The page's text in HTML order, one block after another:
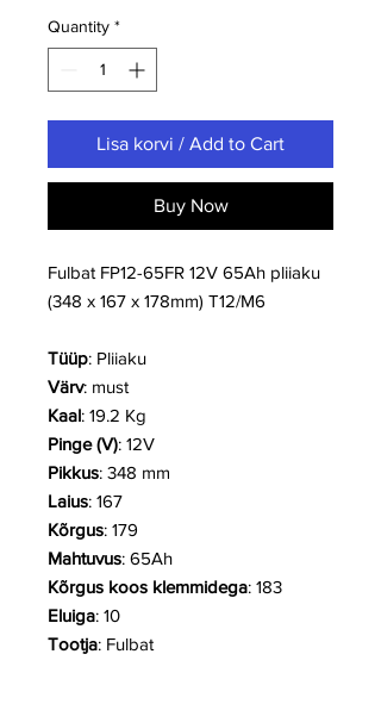
Quantity *
Lisa korvi / Add to Cart
Buy Now
Fulbat FP12-65FR 12V 65Ah pliiaku
(348 x 167 x 178mm) T12/M6
Tüüp: Pliiaku
Värv: must
Kaal: 19.2 Kg
Pinge (V): 12V
Pikkus: 348 mm
Laius: 167
Kõrgus: 179
Mahtuvus: 65Ah
Kõrgus koos klemmidega: 183
Eluiga: 10
Tootja: Fulbat